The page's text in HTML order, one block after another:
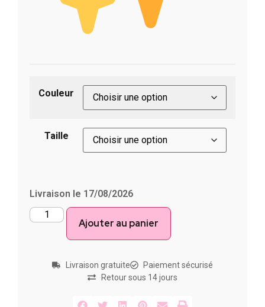
Couleur
Taille
Livraison le 17/08/2026
Ajouter au panier
Livraison gratuite
Paiement sécurisé
Retour sous 14 jours